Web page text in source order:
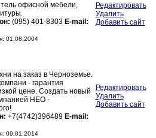
офисной мебели,
(095) 401-8303 E-mail:
01.08.2004
Редактировать
Удалить
Добавить сайт
на заказ в Черноземье.
- гарантия
цене. Создать новый
НЕО -
+7(4742)396489 E-mail:
09.01.2014
Редактировать
Удалить
Добавить сайт